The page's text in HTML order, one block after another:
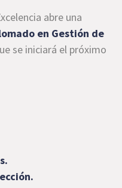
abre una
en Gestión de
se iniciará el próximo